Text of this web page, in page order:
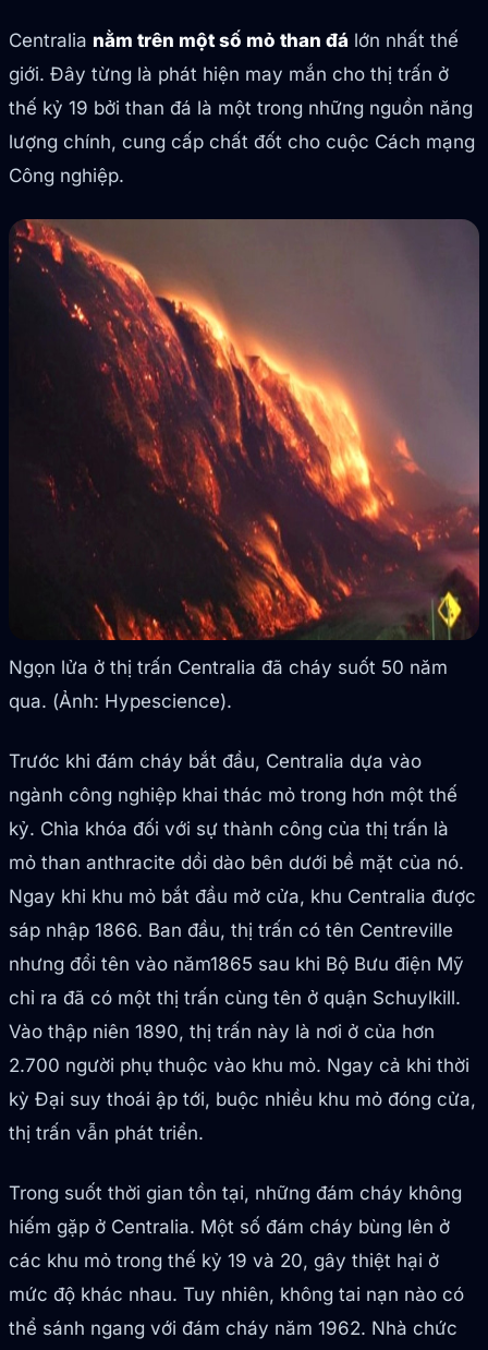
Centralia nằm trên một số mỏ than đá lớn nhất thế
giới. Đây từng là phát hiện may mắn cho thị trấn ở
thế kỷ 19 bởi than đá là một trong những nguồn năng
lượng chính, cung cấp chất đốt cho cuộc Cách mạng
Công nghiệp.
Ngọn lửa ở thị trấn Centralia đã cháy suốt 50 năm
qua. (Ảnh: Hypescience).
Trước khi đám cháy bắt đầu, Centralia dựa vào
ngành công nghiệp khai thác mỏ trong hơn một thế
kỷ. Chìa khóa đối với sự thành công của thị trấn là
mỏ than anthracite dồi dào bên dưới bề mặt của nó.
Ngay khi khu mỏ bắt đầu mở cửa, khu Centralia được
sáp nhập 1866. Ban đầu, thị trấn có tên Centreville
nhưng đổi tên vào năm1865 sau khi Bộ Bưu điện Mỹ
chỉ ra đã có một thị trấn cùng tên ở quận Schuylkill.
Vào thập niên 1890, thị trấn này là nơi ở của hơn
2.700 người phụ thuộc vào khu mỏ. Ngay cả khi thời
kỳ Đại suy thoái ập tới, buộc nhiều khu mỏ đóng cửa,
thị trấn vẫn phát triển.
Trong suốt thời gian tồn tại, những đám cháy không
hiếm gặp ở Centralia. Một số đám cháy bùng lên ở
các khu mỏ trong thế kỷ 19 và 20, gây thiệt hại ở
mức độ khác nhau. Tuy nhiên, không tai nạn nào có
thể sánh ngang với đám cháy năm 1962. Nhà chức